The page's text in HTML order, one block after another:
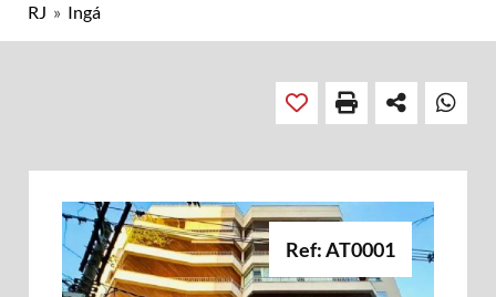
RJ » Ingá
Ref: AT0001